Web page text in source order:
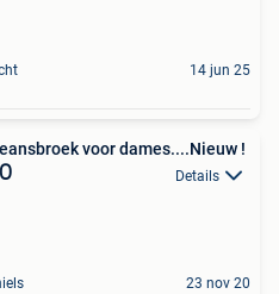
14 jun 25
voor dames....Nieuw !
Details
23 nov 20